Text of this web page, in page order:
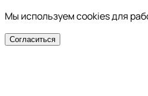
Мы используем cookies для
Согласиться